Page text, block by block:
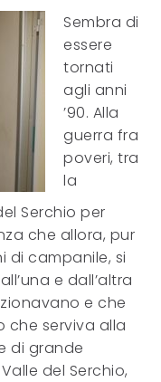
Sembra di
essere
tornati
agli anni
’90. Alla
guerra fra
poveri, tra
la
Serchio per
che allora, pur
di campanile, si
e dall’altra
e che
serviva alla
di grande
del Serchio,